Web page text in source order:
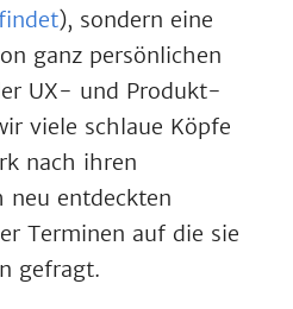
), sondern eine
ganz persönlichen
UX- und Produkt-
viele schlaue Köpfe
nach ihren
neu entdeckten
Terminen auf die sie
gefragt.